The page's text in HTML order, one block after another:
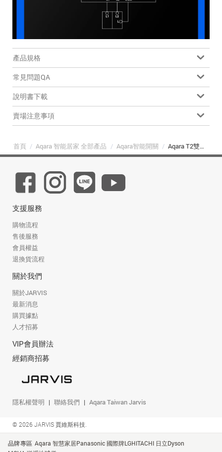
產品規格
常見問題QA
說明書下載
賣場注意事項
首頁 / Aqara 智能居家 全部產品 / Aqara智能開關 / Aqara T2雙路模塊控制器零火版
支援服務
購物流程
售後服務
會員權益
退換貨流程
關於我們
關於JARVIS
最新消息
購買據點
人才招募
VIP會員辦法
經銷商招募
隱私權聲明 聯絡我們 Aqara Taiwan Jarvis
© 2026 JARVIS 賈維斯科技.
品牌專區 Aqara 智慧家居Panasonic 國際牌LGHITACHI 日立Dyson